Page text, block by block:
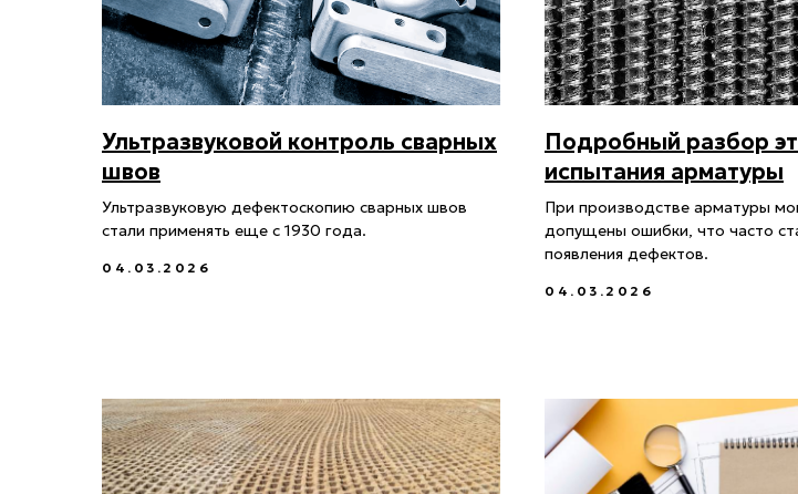
Ультразвуковой контроль сварных
швов
Ультразвуковую дефектоскопию сварных швов
стали применять еще с 1930 года.
04.03.2026
Подробный разбор
испытания арматуры
При производстве арматуры
допущены ошибки, что часто
появления дефектов.
04.03.2026